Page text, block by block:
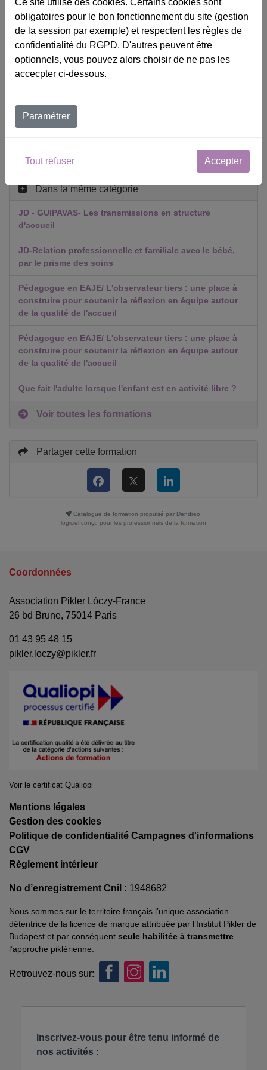
Satisfaction :★★★★★
★★★★★
Télécharger le programme
Prochaines Sessions
moment.
Dans la même catégorie
JD - GUIPAVAS- Les transmissions en structure
d'accueil
JD-Relation professionnelle et familiale avec le bébé,
par le prisme des soins
Pédagogue en EAJE/ L'observateur tiers : une place à
construire pour soutenir la réflexion en équipe autour
de la qualité de l'accueil
Pédagogue en EAJE/ L'observateur tiers : une place à
construire pour soutenir la réflexion en équipe autour
de la qualité de l'accueil
Que fait l'adulte lorsque l'enfant est en activité libre ?
Voir toutes les formations
Partager cette formation
Catalogue de formation propulsé par Dendreo,
logiciel conçu pour les professionnels de la formation
Coordonnées
Association Pikler Lóczy-France
26 bd Brune, 75014 Paris
01 43 95 48 15
pikler.loczy@pikler.fr
Voir le certificat Qualiopi
Mentions légales
Gestion des cookies
Politique de confidentialité Campagnes d'informations
CGV
Règlement intérieur
No d’enregistrement Cnil : 1948682
Nous sommes sur le territoire français l’unique association
détentrice de la licence de marque attribuée par l’Institut Pikler de
Budapest et par conséquent seule habilitée à transmettre
l’approche piklérienne.
Retrouvez-nous sur:
Ce site utilise des cookies. Certains cookies sont
obligatoires pour le bon fonctionnement du site (gestion
de la session par exemple) et respectent les règles de
confidentialité du RGPD. D'autres peuvent être
optionnels, vous pouvez alors choisir de ne pas les
accecpter ci-dessous.
Paramétrer
Tout refuser Accepter